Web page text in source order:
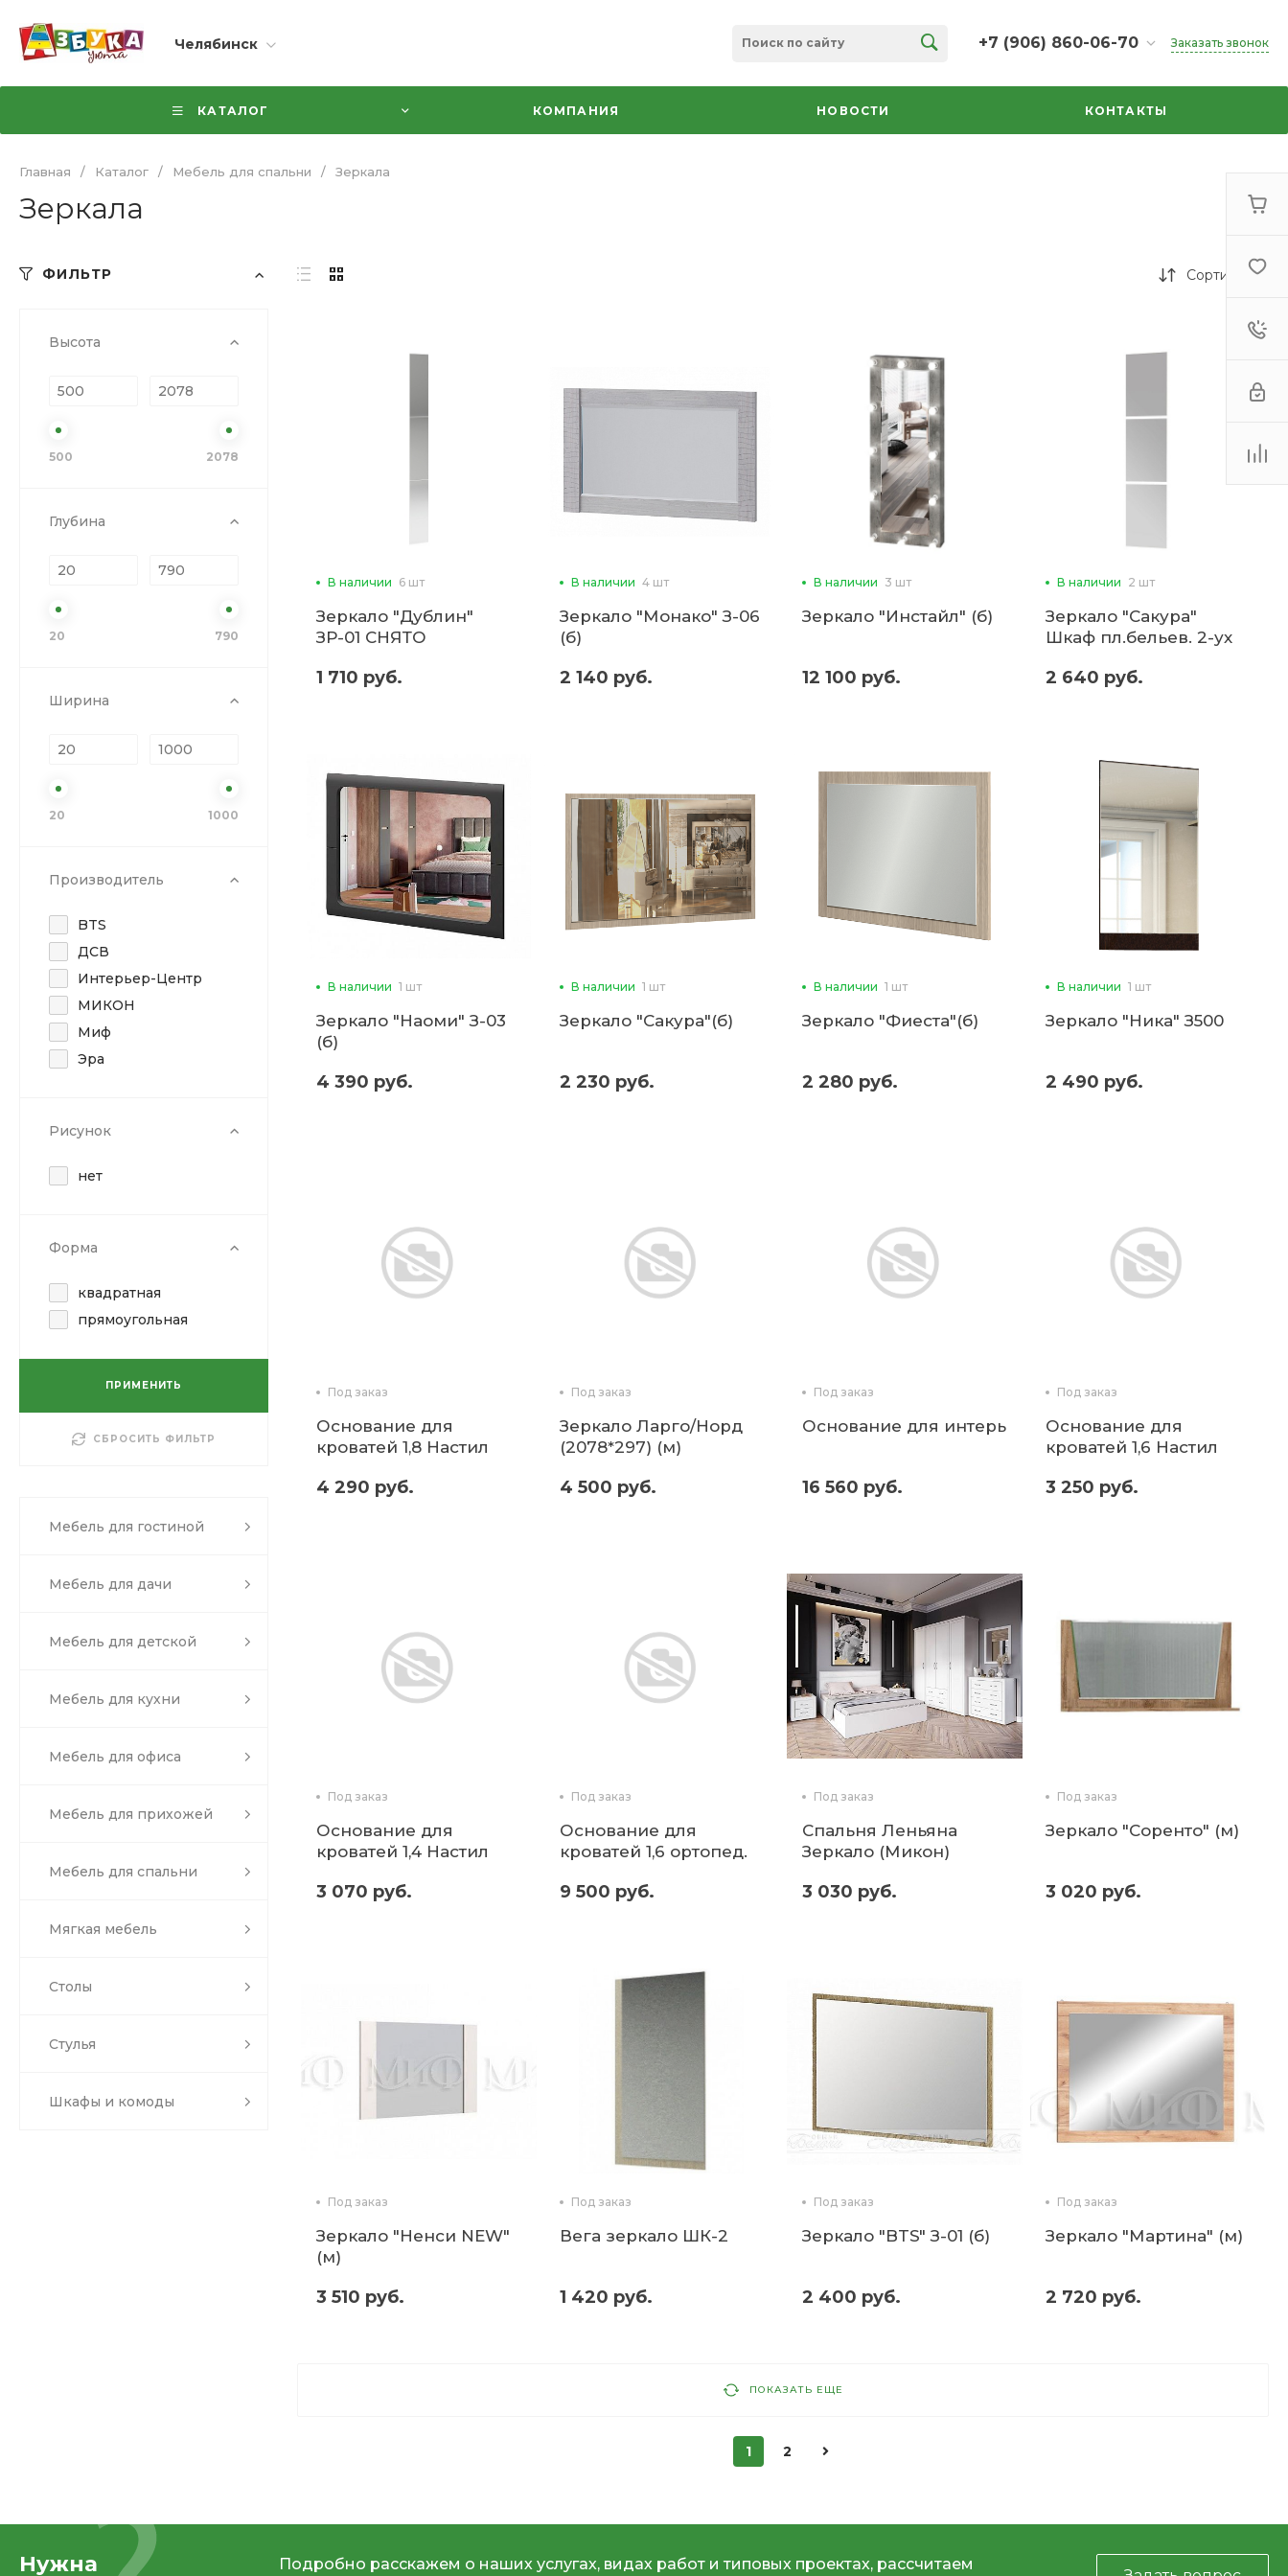
Челябинск +7 (906) 860-06-70
+7 (906) 860-06-70
г. Челябинск, ТК Кольцо,
секция 35
Заказать звонок
КАТАЛОГ КОМПАНИЯ НОВОСТИ КОНТАКТЫ
Главная / Каталог / Мебель для спальни / Зеркала
Зеркала
ФИЛЬТР
Высота
500 2078
Глубина
20 790
Ширина
20 1000
Производитель
BTS
ДСВ
Интерьер-Центр
МИКОН
Миф
Эра
Рисунок
нет
Форма
квадратная
прямоугольная
ПРИМЕНИТЬ
СБРОСИТЬ ФИЛЬТР
Мебель для гостиной
Мебель для дачи
Мебель для детской
Мебель для кухни
Мебель для офиса
Мебель для прихожей
Мебель для спальни
Мягкая мебель
Столы
Стулья
Шкафы и комоды
Сортировка
В наличии 6 шт
Зеркало "Дублин"
ЗР-01 СНЯТО
1 710 руб.
В наличии 4 шт
Зеркало "Монако" З-06
(б)
2 140 руб.
В наличии 3 шт
Зеркало "Инстайл" (б)
12 100 руб.
В наличии 2 шт
Зеркало "Сакура"
Шкаф пл.бельев. 2-ух
2 640 руб.
В наличии 1 шт
Зеркало "Наоми" З-03
(б)
4 390 руб.
В наличии 1 шт
Зеркало "Сакура"(б)
2 230 руб.
В наличии 1 шт
Зеркало "Фиеста"(б)
2 280 руб.
В наличии 1 шт
Зеркало "Ника" З500
2 490 руб.
Под заказ
Основание для
кроватей 1,8 Настил
4 290 руб.
Под заказ
Зеркало Ларго/Норд
(2078*297) (м)
4 500 руб.
Под заказ
Основание для интерьерных кроватей 1,2 ортопед.
16 560 руб.
Под заказ
Основание для
кроватей 1,6 Настил
3 250 руб.
Под заказ
Основание для
кроватей 1,4 Настил
3 070 руб.
Под заказ
Основание для
кроватей 1,6 ортопед.
9 500 руб.
Под заказ
Спальня Леньяна
Зеркало (Микон)
3 030 руб.
Под заказ
Зеркало "Соренто" (м)
3 020 руб.
Под заказ
Зеркало "Ненси NEW"
(м)
3 510 руб.
Под заказ
Вега зеркало ШК-2
1 420 руб.
Под заказ
Зеркало "BTS" З-01 (б)
2 400 руб.
Под заказ
Зеркало "Мартина" (м)
2 720 руб.
ПОКАЗАТЬ ЕЩЕ
1 2
Нужна
Подробно расскажем о наших услугах, видах работ и типовых проектах, рассчитаем